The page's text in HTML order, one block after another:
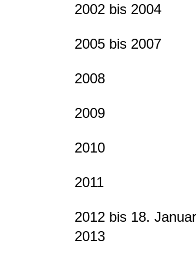
2002 bis 2004
2005 bis 2007
2008
2009
2010
2011
2012 bis 18. Januar
2013